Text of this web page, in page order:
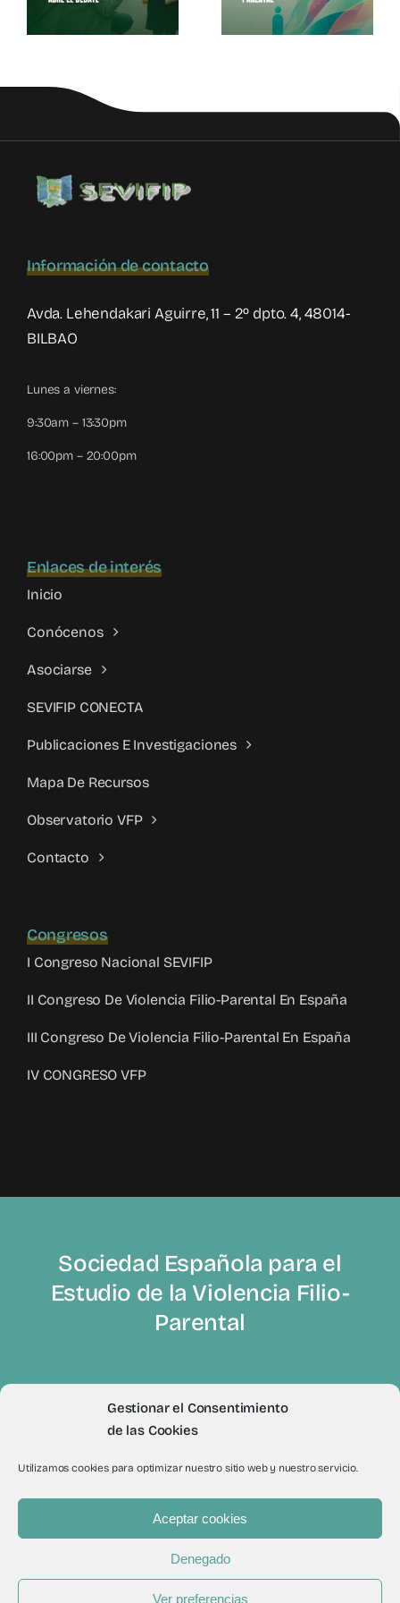
Gestionar el Consentimiento
de las Cookies
Utilizamos cookies para optimizar nuestro sitio web y nuestro servicio.
Aceptar cookies
Denegado
Ver preferencias
Vínculo
Venezuela
Información de contacto
Avda. Lehendakari Aguirre, 11 – 2º dpto. 4, 48014-
BILBAO
Lunes a viernes:
9:30am – 13:30pm
16:00pm – 20:00pm
Enlaces de interés
Inicio
Conócenos
Asociarse
SEVIFIP CONECTA
Publicaciones E Investigaciones
Mapa De Recursos
Observatorio VFP
Contacto
Congresos
I Congreso Nacional SEVIFIP
II Congreso De Violencia Filio-Parental En España
III Congreso De Violencia Filio-Parental En España
IV CONGRESO VFP
Sociedad Española para el
Estudio de la Violencia Filio-
Parental
© 2012 - 2026Todos los derechos reservados a Sevifip